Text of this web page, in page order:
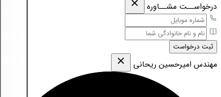
درخواســت مشــاوره
ثبت درخواست
مهندس امیرحسین ریحانی